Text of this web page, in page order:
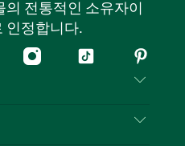
전통적인 소유자이
인정합니다.
인
틱
핀
터
스